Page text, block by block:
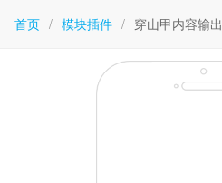
首页 / 模块插件 / 穿山甲内容输出